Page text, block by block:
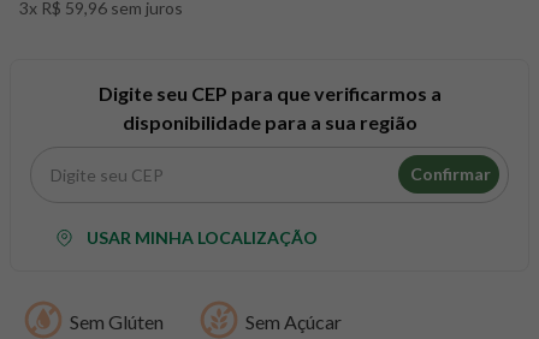
3x R$ 59,96 sem juros
Digite seu CEP para que verificarmos a
disponibilidade para a sua região
Confirmar
USAR MINHA LOCALIZAÇÃO
Sem Glúten Sem Açúcar
8º maca peruana
creatina mundo verde